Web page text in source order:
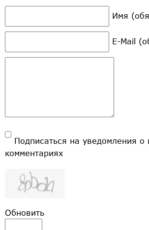
Имя
E-Mail
Подписаться на уведомления о
комментариях
Обновить